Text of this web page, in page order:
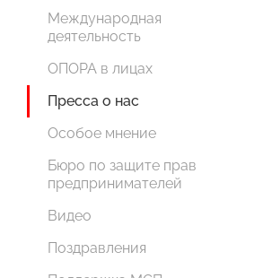
Международная
деятельность
ОПОРА в лицах
Пресса о нас
Особое мнение
Бюро по защите прав
предпринимателей
Видео
Поздравления